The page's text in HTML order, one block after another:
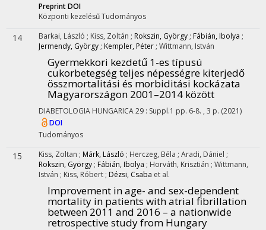
Preprint DOI
Központi kezelésűTudományos
14 Barkai, László ; Kiss, Zoltán ; Rokszin, György ; Fábián, Ibolya ;
Jermendy, György ; Kempler, Péter ; Wittmann, István
Gyermekkori kezdetű 1-es típusú
cukorbetegség teljes népességre kiterjedő
összmortalitási és morbiditási kockázata
Magyarországon 2001–2014 között
DIABETOLOGIA HUNGARICA29 : Suppl.1 pp. 6-8. , 3 p. (2021)
DOI
Tudományos
15 Kiss, Zoltan ; Márk, László ; Herczeg, Béla ; Aradi, Dániel ;
Rokszin, György ; Fábián, Ibolya ; Horváth, Krisztián ; Wittmann,
István ; Kiss, Róbert ; Dézsi, Csaba et al.
Improvement in age- and sex-dependent
mortality in patients with atrial fibrillation
between 2011 and 2016 – a nationwide
retrospective study from Hungary